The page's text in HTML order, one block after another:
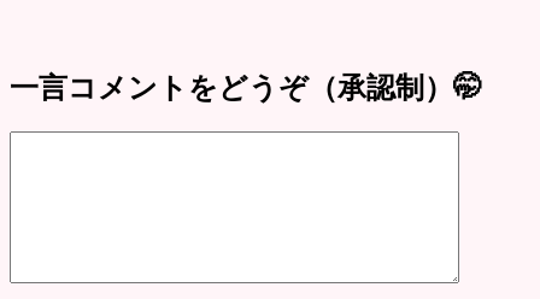
一言コメントをどうぞ（承認制）🤭